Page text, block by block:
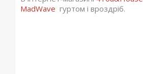
MadWave гуртом і вроздріб.